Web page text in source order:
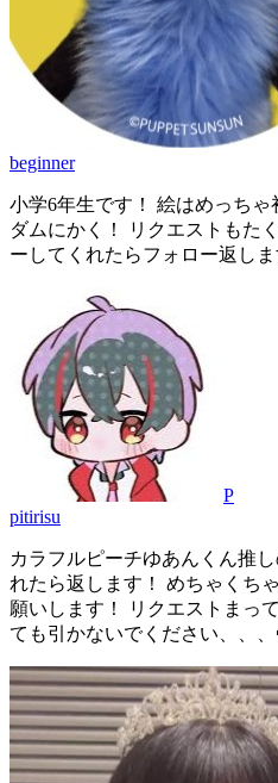
beginner
小学6年生です！ 絵はめっち
ダムにかく！ リクエストもた
ーしてくれたらフォロー返しま
P
pitirisu
カラフルピーチゆあんくん推
れたら返します！ めちゃくち
願いします！ リクエストまっ
ても引かないでください、、、